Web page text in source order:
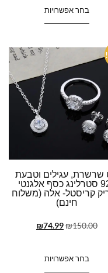
בחר אפשרויות
שרשרת, עגילים וטבעת
925 סטרלינג כסף אלגנטי
קריסטל- אלה (משלוח
חינם)
₪150.00
₪74.99
בחר אפשרויות